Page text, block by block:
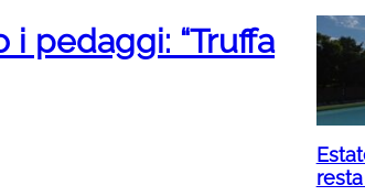
pedaggi: “Truffa